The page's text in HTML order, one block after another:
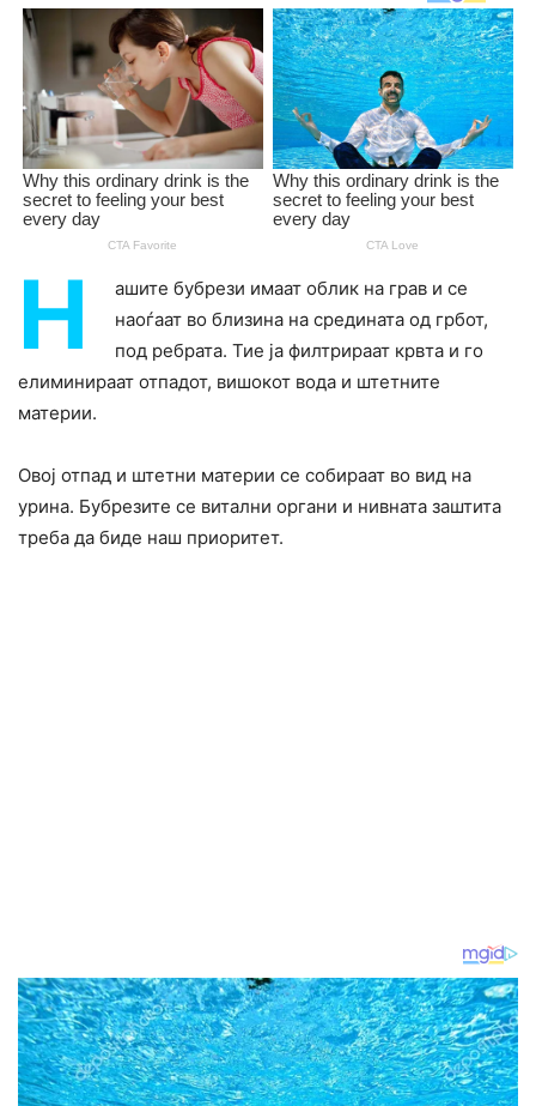
Н
ашите бубрези имаат облик на грав и се
наоѓаат во близина на средината од грбот,
под ребрата. Тие ја филтрираат крвта и го
елиминираат отпадот, вишокот вода и штетните
материи.
Овој отпад и штетни материи се собираат во вид на
урина. Бубрезите се витални органи и нивната заштита
треба да биде наш приоритет.